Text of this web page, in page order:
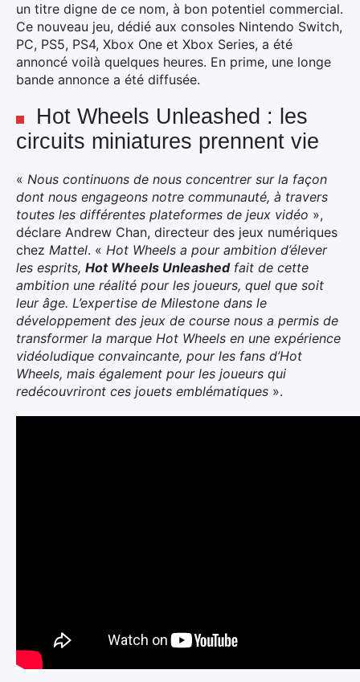
un titre digne de ce nom, à bon potentiel commercial.
Ce nouveau jeu, dédié aux consoles Nintendo Switch,
PC, PS5, PS4, Xbox One et Xbox Series, a été
annoncé voilà quelques heures. En prime, une longe
bande annonce a été diffusée.
Hot Wheels Unleashed : les
circuits miniatures prennent vie
« Nous continuons de nous concentrer sur la façon
dont nous engageons notre communauté, à travers
toutes les différentes plateformes de jeux vidéo »,
déclare Andrew Chan, directeur des jeux numériques
chez Mattel. « Hot Wheels a pour ambition d’élever
les esprits, Hot Wheels Unleashedfait de cette
ambition une réalité pour les joueurs, quel que soit
leur âge. L’expertise de Milestone dans le
développement des jeux de course nous a permis de
transformer la marque Hot Wheels en une expérience
vidéoludique convaincante, pour les fans d’Hot
Wheels, mais également pour les joueurs qui
redécouvriront ces jouets emblématiques ».